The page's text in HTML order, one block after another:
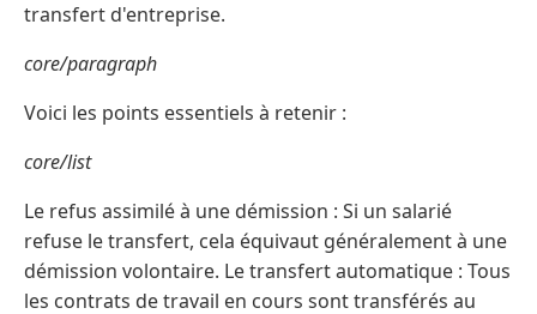
transfert d'entreprise.
core/paragraph
Voici les points essentiels à retenir :
core/list
Le refus assimilé à une démission : Si un salarié
refuse le transfert, cela équivaut généralement à une
démission volontaire. Le transfert automatique : Tous
les contrats de travail en cours sont transférés au